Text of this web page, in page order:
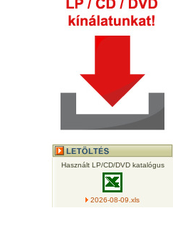
Használt LP/CD/DVD katalógus
2026-08-09.xls